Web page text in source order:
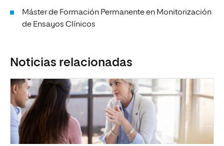
Máster de Formación Permanente en Monitorización
de Ensayos Clínicos
Noticias relacionadas